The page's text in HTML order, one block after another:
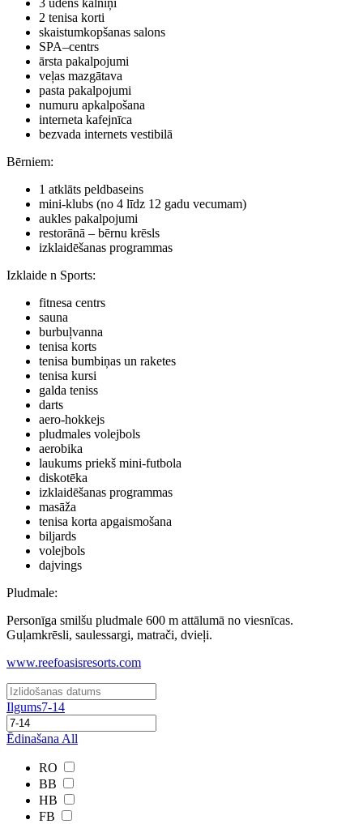
3 ūdens kalniņi
2 tenisa korti
skaistumkopšanas salons
SPA–centrs
ārsta pakalpojumi
veļas mazgātava
pasta pakalpojumi
numuru apkalpošana
interneta kafejnīca
bezvada internets vestibilā
Bērniem:
1 atklāts peldbaseins
mini-klubs (no 4 līdz 12 gadu vecumam)
aukles pakalpojumi
restorānā – bērnu krēsls
izklaidēšanas programmas
Izklaide n Sports:
fitnesa centrs
sauna
burbuļvanna
tenisa korts
tenisa bumbiņas un raketes
tenisa kursi
galda teniss
darts
aero-hokkejs
pludmales volejbols
aerobika
laukums priekš mini-futbola
diskotēka
izklaidēšanas programmas
masāža
tenisa korta apgaismošana
biljards
volejbols
dajvings
Pludmale:
Personīga smilšu pludmale 600 m attālumā no viesnīcas.
Guļamkrēsli, saulessargi, matrači, dvieļi.
www.reefoasisresorts.com
Ilgums7-14
Ēdinašana All
RO
BB
HB
FB